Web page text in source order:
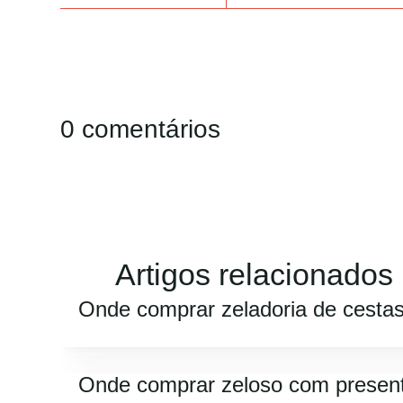
0 comentários
Artigos relacionados
Onde comprar zeladoria de
Onde comprar zeloso com